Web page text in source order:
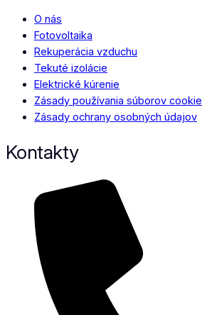
O nás
Fotovoltaika
Rekuperácia vzduchu
Tekuté izolácie
Elektrické kúrenie
Zásady používania súborov cookie
Zásady ochrany osobných údajov
Kontakty